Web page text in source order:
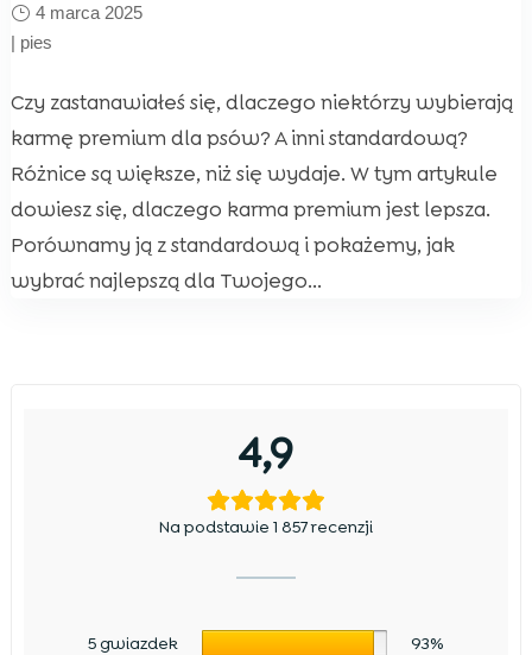
4 marca 2025
| pies
Czy zastanawiałeś się, dlaczego niektórzy wybierają
karmę premium dla psów? A inni standardową?
Różnice są większe, niż się wydaje. W tym artykule
dowiesz się, dlaczego karma premium jest lepsza.
Porównamy ją z standardową i pokażemy, jak
wybrać najlepszą dla Twojego...
4,9
Na podstawie 1 857 recenzji
5 gwiazdek 93%